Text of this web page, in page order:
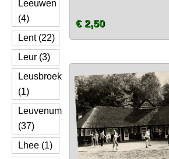
Leeuwen
(4)
Lent (22)
Leur (3)
Leusbroek
(1)
Leuvenum
(37)
Lhee (1)
€ 2,50